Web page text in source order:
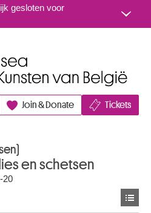
Naar inhoud
gesloten voor
Join & Donate Tickets
en schetsen
20